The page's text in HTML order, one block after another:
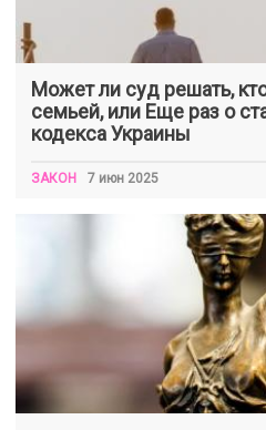
Может ли суд решать,
семьей, или Еще раз о
кодекса Украины
ЗАКОН 7 июн 2025